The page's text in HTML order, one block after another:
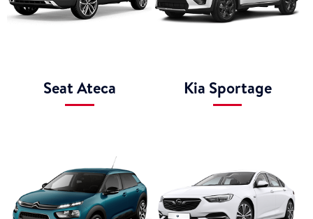
Seat Ateca Kia Sportage